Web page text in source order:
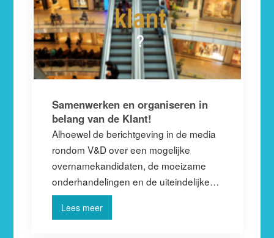
Samenwerken en organiseren in
belang van de Klant!
Alhoewel de berichtgeving in de media
rondom V&D over een mogelijke
overnamekandidaten, de moeizame
onderhandelingen en de uiteindelijke…
Lees meer